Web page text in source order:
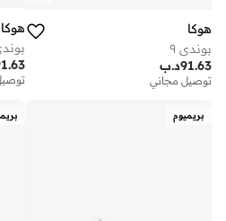
هوكا
بوندي ٩
د.ب91.63
توصيل مجاني
هوكا
بريميوم